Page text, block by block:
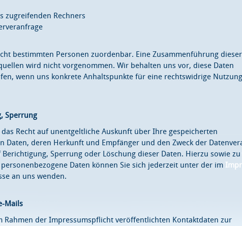
zugreifenden Rechners
bestimmten Personen zuordenbar. Eine Zusammenführung
wird nicht vorgenommen. Wir behalten uns vor, diese Daten
wenn uns konkrete Anhaltspunkte für eine rechtswidrige
Sperrung
Recht auf unentgeltliche Auskunft über Ihre gespeicherten
Daten, deren Herkunft und Empfänger und den Zweck der
Berichtigung, Sperrung oder Löschung dieser Daten. Hierzu sowie
personenbezogene Daten können Sie sich jederzeit unter der im
an uns wenden.
Mails
Rahmen der Impressumspflicht veröffentlichten Kontaktdaten zur